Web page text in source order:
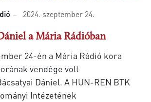
2024. szeptember 24.
a Mária Rádióban
24-én a Mária Rádió kora
vendége volt
Dániel. A HUN-REN BTK
Intézetének